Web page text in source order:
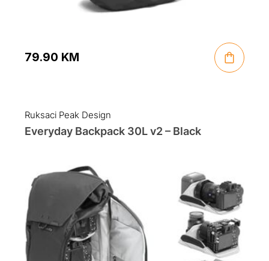
79.90 KM
Ruksaci Peak Design
Everyday Backpack 30L v2 – Black